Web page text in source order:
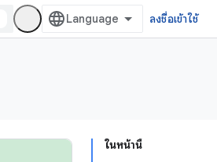
ลงชื่อเข้าใช้
ในหน้านี้